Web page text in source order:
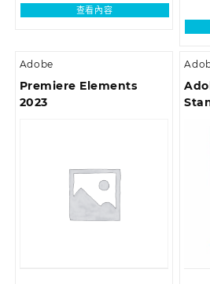
查看內容
Adobe
Premiere Elements
2023